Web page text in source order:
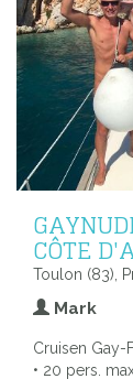
CÔTE
Toulon (83),
Mark
Cruisen Gay-
• 20 pers.